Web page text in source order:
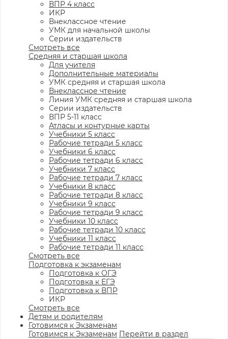
ВПР 4 класс
ИКР
Внеклассное чтение
УМК для начальной школы
Серии издательств
Смотреть все
Средняя и старшая школа
Для учителя
Дополнительные материалы
УМК средняя и старшая школа
Внеклассное чтение
Линия УМК средняя и старшая школа
Серии издательств
ВПР 5-11 класс
Атласы и контурные карты
Учебники 5 класс
Рабочие тетради 5 класс
Учебники 6 класс
Рабочие тетради 6 класс
Учебники 7 класс
Рабочие тетради 7 класс
Учебники 8 класс
Рабочие тетради 8 класс
Учебники 9 класс
Рабочие тетради 9 класс
Учебники 10 класс
Рабочие тетради 10 класс
Учебники 11 класс
Рабочие тетради 11 класс
Смотреть все
Подготовка к экзаменам
Подготовка к ОГЭ
Подготовка к ЕГЭ
Подготовка к ВПР
ИКР
Смотреть все
Детям и родителям
Готовимся к Экзаменам
Готовимся к Экзаменам Перейти в раздел